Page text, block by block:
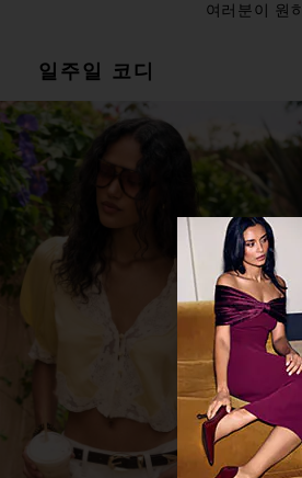
여러분이 원
일주일 코디